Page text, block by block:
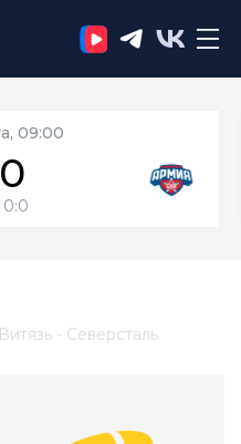
09:00
0:0
Витязь - Северсталь